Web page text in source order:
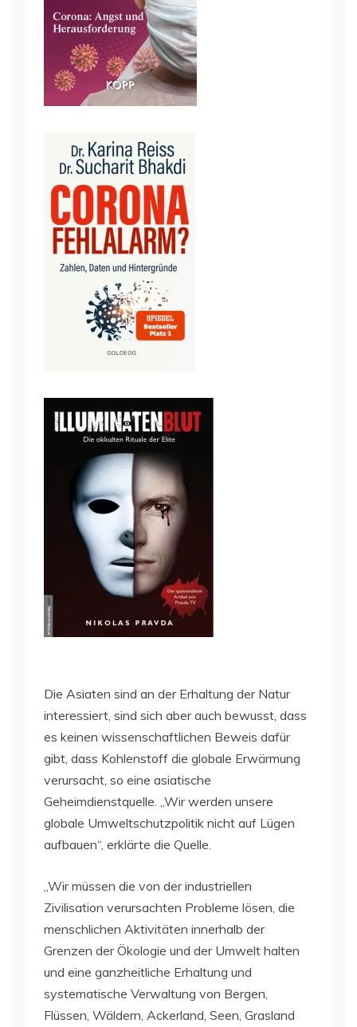
Die Asiaten sind an der Erhaltung der Natur
interessiert, sind sich aber auch bewusst, dass
es keinen wissenschaftlichen Beweis dafür
gibt, dass Kohlenstoff die globale Erwärmung
verursacht, so eine asiatische
Geheimdienstquelle. „Wir werden unsere
globale Umweltschutzpolitik nicht auf Lügen
aufbauen“, erklärte die Quelle.
„Wir müssen die von der industriellen
Zivilisation verursachten Probleme lösen, die
menschlichen Aktivitäten innerhalb der
Grenzen der Ökologie und der Umwelt halten
und eine ganzheitliche Erhaltung und
systematische Verwaltung von Bergen,
Flüssen, Wäldern, Ackerland, Seen, Grasland